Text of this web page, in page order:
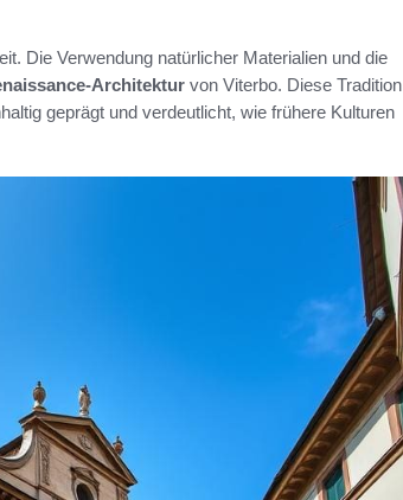
Die Verwendung natürlicher Materialien und die
Architektur von Viterbo. Diese Tradition
geprägt und verdeutlicht, wie frühere Kulturen